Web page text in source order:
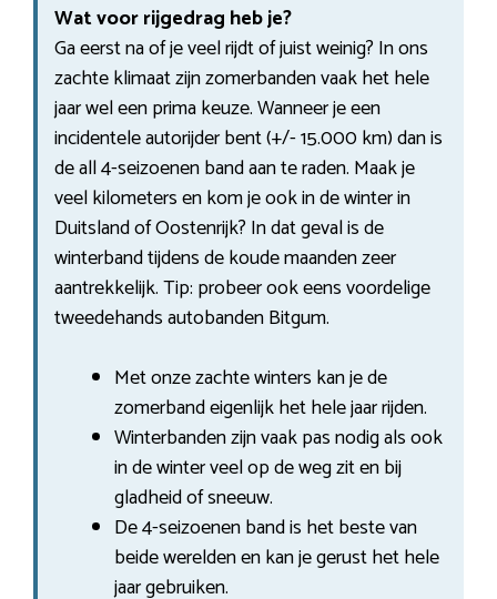
Wat voor rijgedrag heb je?
Ga eerst na of je veel rijdt of juist weinig? In ons
zachte klimaat zijn zomerbanden vaak het hele
jaar wel een prima keuze. Wanneer je een
incidentele autorijder bent (+/- 15.000 km) dan is
de all 4-seizoenen band aan te raden. Maak je
veel kilometers en kom je ook in de winter in
Duitsland of Oostenrijk? In dat geval is de
winterband tijdens de koude maanden zeer
aantrekkelijk. Tip: probeer ook eens voordelige
tweedehands autobanden Bitgum.
Met onze zachte winters kan je de
zomerband eigenlijk het hele jaar rijden.
Winterbanden zijn vaak pas nodig als ook
in de winter veel op de weg zit en bij
gladheid of sneeuw.
De 4-seizoenen band is het beste van
beide werelden en kan je gerust het hele
jaar gebruiken.